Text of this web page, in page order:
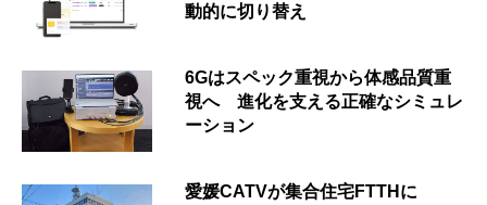
動的に切り替え
6Gはスペック重視から体感品質重
視へ 進化を支える正確なシミュレ
ーション
愛媛CATVが集合住宅FTTHに